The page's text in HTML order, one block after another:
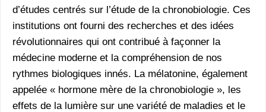
d’études centrés sur l’étude de la chronobiologie. Ces
institutions ont fourni des recherches et des idées
révolutionnaires qui ont contribué à façonner la
médecine moderne et la compréhension de nos
rythmes biologiques innés. La mélatonine, également
appelée « hormone mère de la chronobiologie », les
effets de la lumière sur une variété de maladies et le